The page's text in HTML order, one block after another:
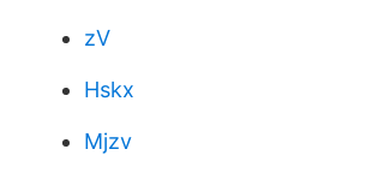
zV
Hskx
Mjzv